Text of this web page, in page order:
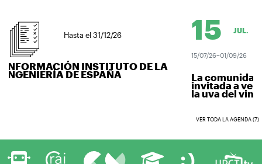
Hasta el 31/12/26
INSTITUTO DE LA
DE ESPAÑA
15 JUL.
15/07/26–01/09/26
La comunidad
invitada a
la uva del vino...
VER TODA LA AGENDA (7)